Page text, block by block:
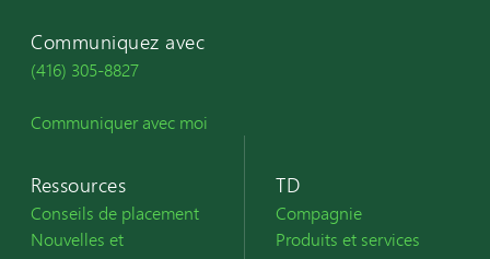
Communiquez avec
(416) 305-8827
Communiquer avec moi
Ressources
Conseils de placement
Nouvelles et
TD
Compagnie
Produits et services